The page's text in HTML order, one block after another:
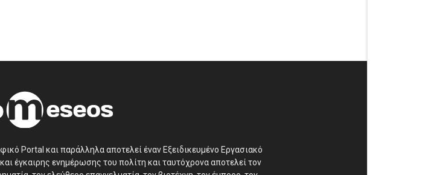
Portal και παράλληλα αποτελεί έναν Εξειδικευμένο Εργασιακό
έγκαιρης ενημέρωσης του πολίτη και ταυτόχρονα αποτελεί τον